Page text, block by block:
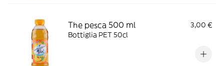
The pesca 500 ml
3,00 €
Bottiglia PET 50cl